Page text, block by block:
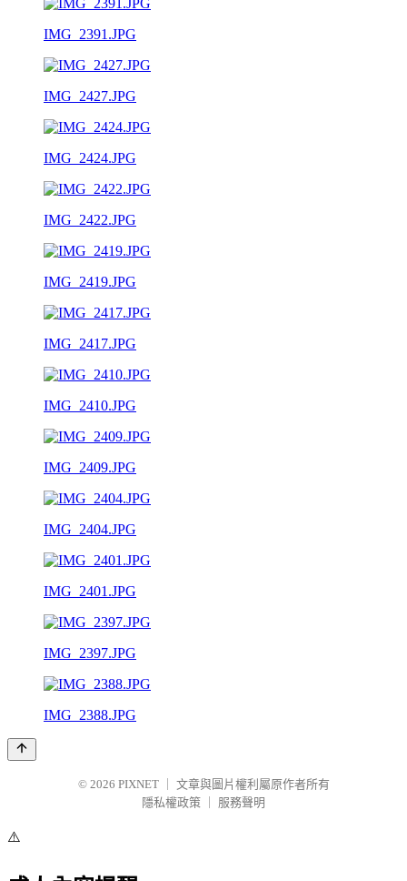
IMG_2391.JPG
IMG_2427.JPG
IMG_2424.JPG
IMG_2422.JPG
IMG_2419.JPG
IMG_2417.JPG
IMG_2410.JPG
IMG_2409.JPG
IMG_2404.JPG
IMG_2401.JPG
IMG_2397.JPG
IMG_2388.JPG
© 2026 PIXNET
文章與圖片權利屬原作者所有
隱私權政策
服務聲明
⚠️